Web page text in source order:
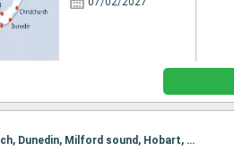
Itinerario : Auckland, Tauranga, Napier, Wellington, Christchurch, Dunedin, Milford sound, Hobart, Sidney, Melbourne